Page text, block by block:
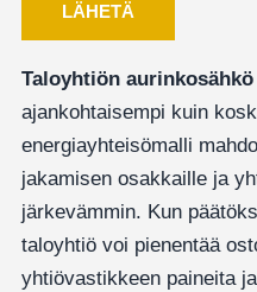
LÄHETÄ
Taloyhtiön
ajankohtaisempi kuin
energiayhteisömalli
jakamisen osakkaille ja
järkevämmin. Kun
taloyhtiö voi pienentää
yhtiövastikkeen paineita